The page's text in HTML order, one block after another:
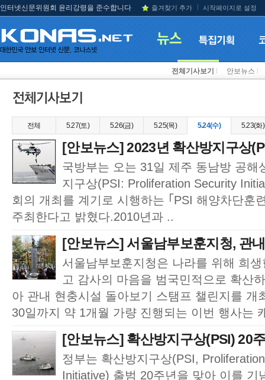
인터넷신문위원회 윤리강령을 준수합니다 즐겨찾기 추가 시작페이지로 설정
전체기사보기 안보뉴스
전체 5.27(토) 5.26(금) 5.25(목) 5.24(수) 5.23(화)
[안보뉴스] 2023년 확산방지구상
국방부는 오는 31일 제주 동남방 공해
지구상(PSI: Proliferation Security
회의 개최를 계기로 시행하는 ｢PSI 해양차단훈
주최한다고 밝혔다.2010년과 ..
[안보뉴스] 서울남부보훈지청, 관
서울남부보훈지청은 나라를 위해 희
고 감사의 마음을 범국민적으로 확산
아 관내 현충시설 돌아보기 스탬프 챌린지를 개
30일까지 약 1개월 가량 진행되는 이번 행사는
[안보뉴스] 확산방지구상(PSI) 20
정부는 확산방지구상(PSI,
Initiative) 출범 20주년을 맞아 이를 기